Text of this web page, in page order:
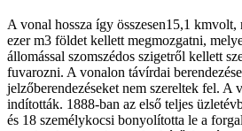
A vonal hossza így összesen15,1 kmvolt,
ezer m3 földet kellett megmozgatni,
állomással szomszédos szigetről kellett
fuvarozni. A vonalon távírdai
jelzőberendezéseket nem szereltek fel. A
indították. 1888-ban az első teljes
és 18 személykocsi bonyolította le a